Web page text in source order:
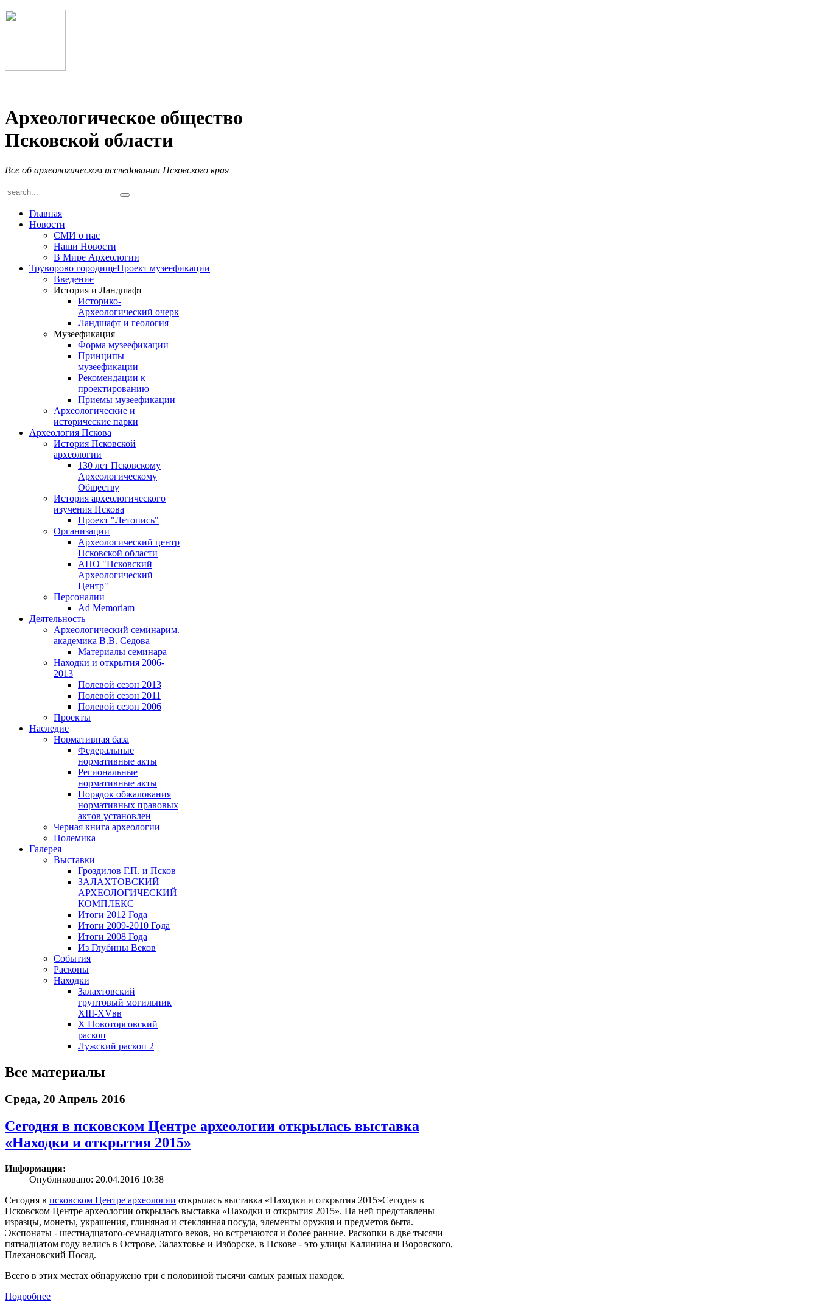
Археологическое общество
Псковской области
Все об археологическом исследовании Псковского края
Главная
Новости
СМИ о нас
Наши Новости
В Мире Археологии
Труворово городищеПроект музеефикации
Введение
История и Ландшафт
Историко-
Археологический очерк
Ландшафт и геология
Музеефикация
Форма музеефикации
Принципы
музеефикации
Рекомендации к
проектированию
Приемы музеефикации
Археологические и
исторические парки
Археология Пскова
История Псковской
археологии
130 лет Псковскому
Археологическому
Обществу
История археологического
изучения Пскова
Проект "Летопись"
Организации
Археологический центр
Псковской области
АНО "Псковский
Археологический
Центр"
Персоналии
Ad Memoriam
Деятельность
Археологический семинарим.
академика В.В. Седова
Материалы семинара
Находки и открытия 2006-
2013
Полевой сезон 2013
Полевой сезон 2011
Полевой сезон 2006
Проекты
Наследие
Нормативная база
Федеральные
нормативные акты
Региональные
нормативные акты
Порядок обжалования
нормативных правовых
актов установлен
Черная книга археологии
Полемика
Галерея
Выставки
Гроздилов Г.П. и Псков
ЗАЛАХТОВСКИЙ
АРХЕОЛОГИЧЕСКИЙ
КОМПЛЕКС
Итоги 2012 Года
Итоги 2009-2010 Года
Итоги 2008 Года
Из Глубины Веков
События
Раскопы
Находки
Залахтовский
грунтовый могильник
XIII-XVвв
X Новоторговский
раскоп
Лужский раскоп 2
Все материалы
Среда, 20 Апрель 2016
Сегодня в псковском Центре археологии открылась выставка
«Находки и открытия 2015»
Информация:
Опубликовано: 20.04.2016 10:38
Сегодня в псковском Центре археологии открылась выставка «Находки и открытия 2015»Сегодня в
Псковском Центре археологии открылась выставка «Находки и открытия 2015». На ней представлены
изразцы, монеты, украшения, глиняная и стеклянная посуда, элементы оружия и предметов быта.
Экспонаты - шестнадцатого-семнадцатого веков, но встречаются и более ранние. Раскопки в две тысячи
пятнадцатом году велись в Острове, Залахтовье и Изборске, в Пскове - это улицы Калинина и Воровского,
Плехановский Посад.
Всего в этих местах обнаружено три с половиной тысячи самых разных находок.
Подробнее